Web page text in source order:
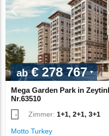
ab€ 278 767
Mega Garden Park in
Nr.63510
Zimmer: 1+1, 2+1, 3+1
Motto Turkey